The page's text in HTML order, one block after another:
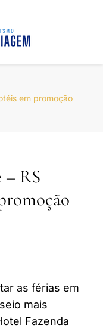
em promoção
RS
as férias em
mais
Fazenda